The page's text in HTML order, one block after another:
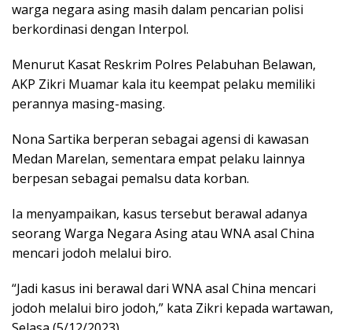
warga negara asing masih dalam pencarian polisi
berkordinasi dengan Interpol.
Menurut Kasat Reskrim Polres Pelabuhan Belawan,
AKP Zikri Muamar kala itu keempat pelaku memiliki
perannya masing-masing.
Nona Sartika berperan sebagai agensi di kawasan
Medan Marelan, sementara empat pelaku lainnya
berpesan sebagai pemalsu data korban.
Ia menyampaikan, kasus tersebut berawal adanya
seorang Warga Negara Asing atau WNA asal China
mencari jodoh melalui biro.
“Jadi kasus ini berawal dari WNA asal China mencari
jodoh melalui biro jodoh,” kata Zikri kepada wartawan,